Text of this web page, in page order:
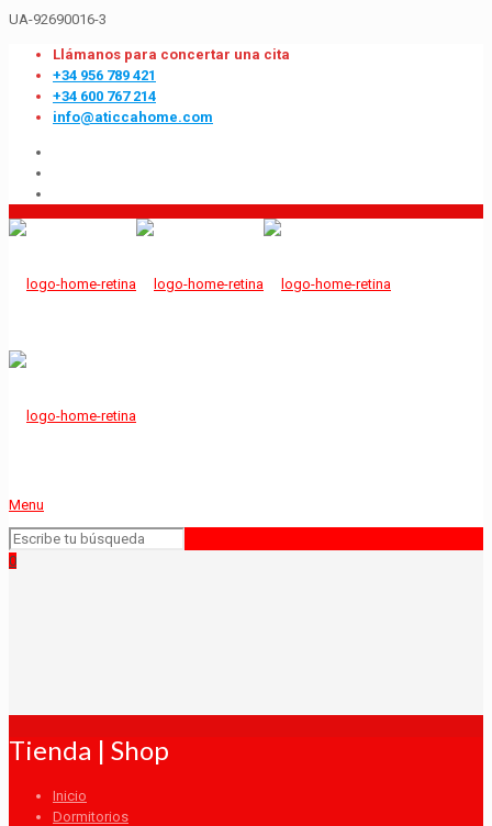
UA-92690016-3
Llámanos para concertar una cita
+34 956 789 421
+34 600 767 214
info@aticcahome.com
Menu
0
Tienda | Shop
Inicio
Dormitorios